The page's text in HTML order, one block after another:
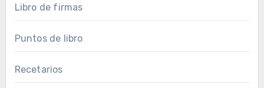
Libro de firmas
Puntos de libro
Recetarios